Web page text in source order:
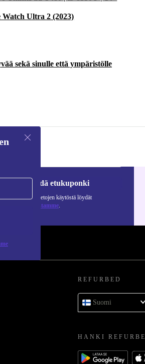
Watch Ultra 2 (2023)
sekä sinulle että ympäristölle
Pyydä etukuponki
henkilötietojen käytöstä löydät
.
REFURBED
Suomi
HANKI